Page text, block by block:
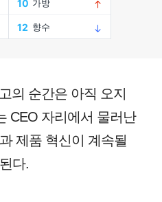
의 순간은 아직 오지
CEO 자리에서 물러난
제품 혁신이 계속될
다.